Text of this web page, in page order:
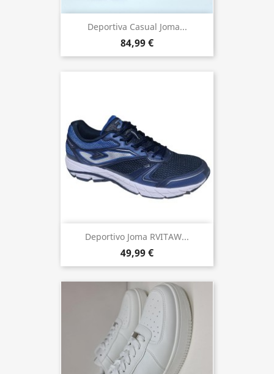
Deportiva Casual Joma...
84,99 €
Deportivo Joma RVITAW...
49,99 €